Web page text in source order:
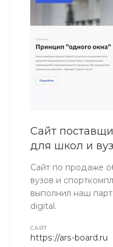
Сайт
для школ и
Сайт по продаже
вузов и
выполнил наш
digital.
CАЙТ
https://ars-board.ru